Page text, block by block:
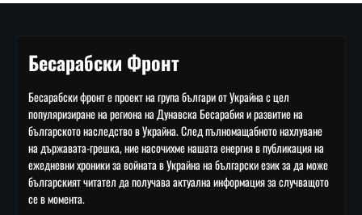
Бесарабски Фронт
Бесарабски фронт е проект на група българи от Украйна с цел
популяризиране на региона на Дунавска Бесарабия и развитие на
българското наследство в Украйна. След пълномащабното нахлуване
на държавата-грешка, ние насочихме нашата енергия в публикация на
ежедневни хроники за войната в Украйна на български език за да може
българският читател да получава актуална информация за случващото
се в момента.